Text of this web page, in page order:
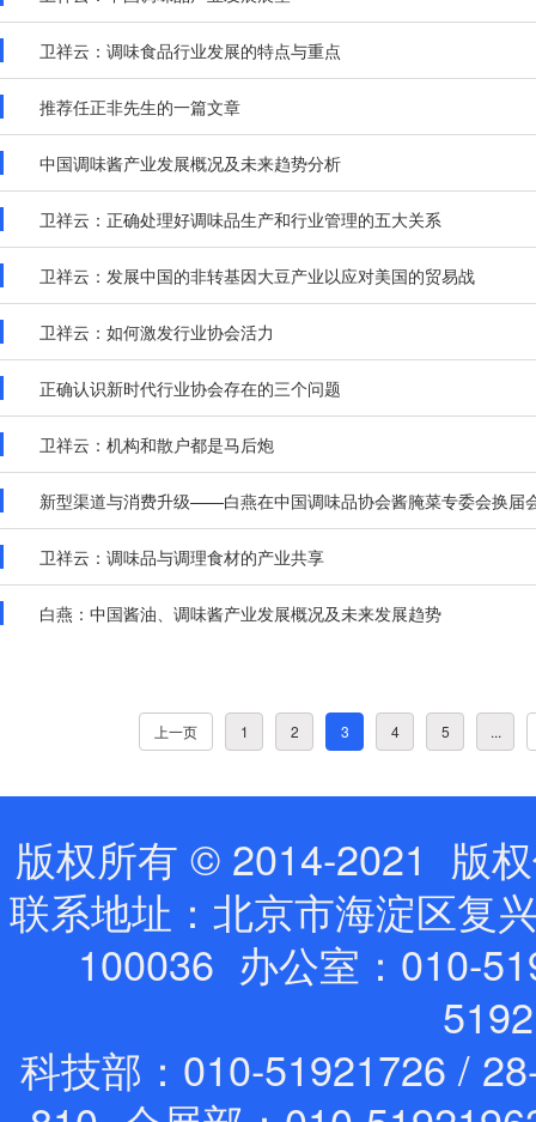
卫祥云：调味食品行业发展的特点与重点
推荐任正非先生的一篇文章
中国调味酱产业发展概况及未来趋势分析
卫祥云：正确处理好调味品生产和行业管理的五大关系
卫祥云：发展中国的非转基因大豆产业以应对美国的贸易战
卫祥云：如何激发行业协会活力
正确认识新时代行业协会存在的三个问题
卫祥云：机构和散户都是马后炮
新型渠道与消费升级​——白燕在中国调味品协会酱腌菜专委会换届
卫祥云：调味品与调理食材的产业共享
白燕：中国酱油、调味酱产业发展概况及未来发展趋势
上一页 1 2 3 4 5 ...
版权所有 © 2014-2021 版
联系地址：北京市海淀区复
100036 办公室：010-
科技部：010-51921726 /